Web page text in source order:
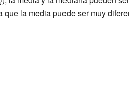
la media puede ser muy